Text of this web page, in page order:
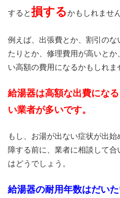
すると損するかもしれません
例えば、出張費とか、割引の
たりとか、修理費用が高いと
い高額の費用になるかもしれま
給湯器は高額な出費にな
い業者が多いです。
もし、お湯が出ない症状が出
障する前に、業者に相談して
はどうでしょう。
給湯器の耐用年数はだい